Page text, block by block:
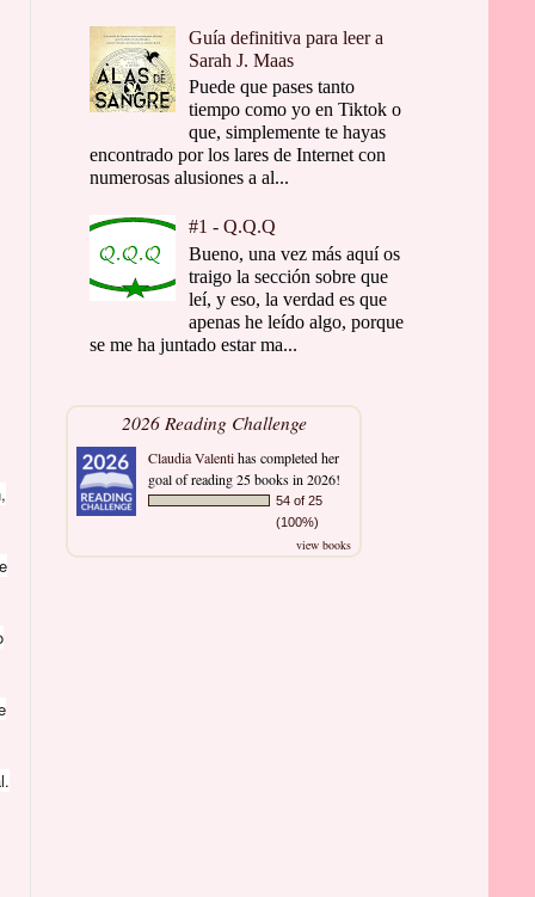
Guía definitiva para leer a
Sarah J. Maas
Puede que pases tanto
tiempo como yo en Tiktok o
que, simplemente te hayas
encontrado por los lares de Internet con
numerosas alusiones a al...
#1 - Q.Q.Q
Bueno, una vez más aquí os
traigo la sección sobre que
leí, y eso, la verdad es que
apenas he leído algo, porque
se me ha juntado estar ma...
2026 Reading Challenge
Claudia Valentihas completed her
goal of reading 25 books in 2026!
54 of 25
(100%)
view books